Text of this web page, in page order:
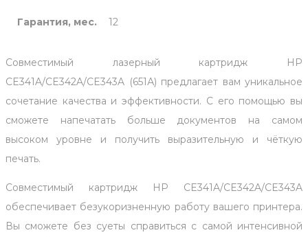
Гарантия, мес. 12
Совместимый лазерный картридж HP
CE341A/CE342A/CE343A (651А) предлагает вам уникальное
сочетание качества и эффективности. С его помощью вы
сможете напечатать больше документов на самом
высоком уровне и получить выразительную и чёткую
печать.
Совместимый картридж HP CE341A/CE342A/CE343A
обеспечивает безукоризненную работу вашего принтера.
Вы сможете без суеты справиться с самой интенсивной